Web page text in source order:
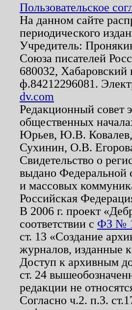
Пользовательское
На данном сайте
периодического
Учредитель:
Союза писателей
680032, Хабаровский
ф.84212296081.
dv.com
Редакционный совет
общественных
Юрьев, Ю.В.
Сухинин, О.В.
Свидетельство о
выдано Федеральной
и массовых
Российская
В 2006 г. проект
соответствии с ФЗ №
ст. 13 «Создание
журналов, изданные
Доступ к архивным
ст. 24
редакции не
Согласно ч.2. п.3.